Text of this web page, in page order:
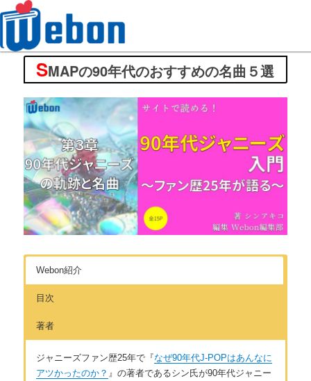
Webon（ウェボン）
SMAPの90年代のおすすめの名曲５選
Webon紹介
目次
著者
ジャニーズファン歴25年で『なぜ90年代J-POPはあんなに
アツかったのか？ 』の著者であるシン氏が90年代ジャニー